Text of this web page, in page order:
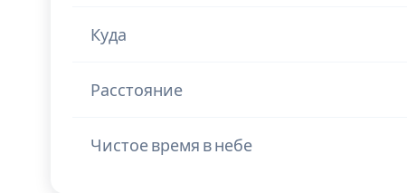
Куда
Расстояние
Чистое время в небе